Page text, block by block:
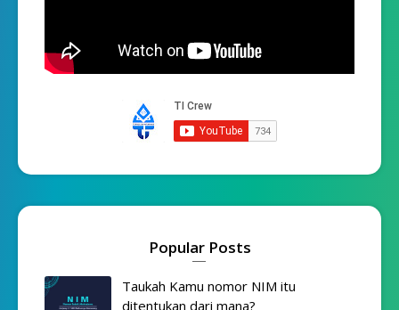
Popular Posts
Taukah Kamu nomor NIM itu
ditentukan dari mana?